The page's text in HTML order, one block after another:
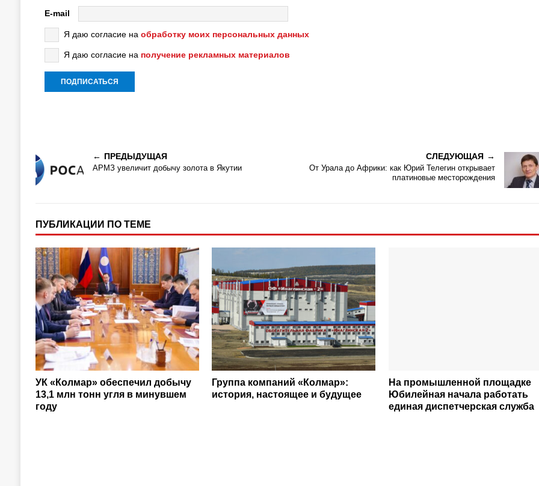
E-mail
Я даю согласие на обработку моих персональных данных
Я даю согласие на получение рекламных материалов
ПРЕДЫДУЩАЯ
АРМЗ увеличит добычу золота в Якутии
СЛЕДУЮЩАЯ
От Урала до Африки: как Юрий Телегин открывает
платиновые месторождения
ПУБЛИКАЦИИ ПО ТЕМЕ
УК «Колмар» обеспечил добычу
13,1 млн тонн угля в минувшем
году
Группа компаний «Колмар»:
история, настоящее и будущее
На промышленной площадке
Юбилейная начала работать
единая диспетчерская служба